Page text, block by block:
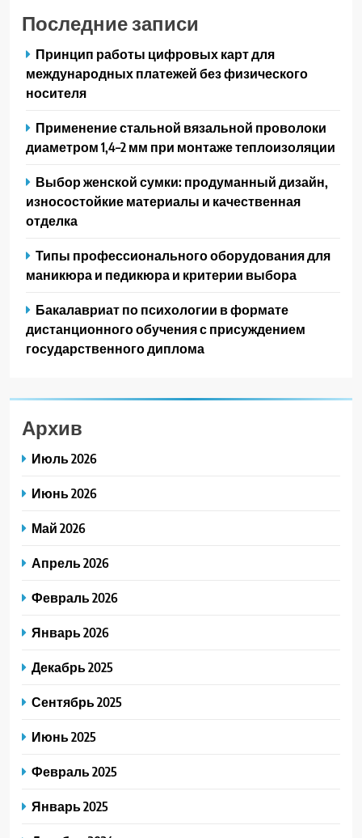
Последние записи
Принцип работы цифровых карт для
международных платежей без физического
носителя
Применение стальной вязальной проволоки
диаметром 1,4–2 мм при монтаже теплоизоляции
Выбор женской сумки: продуманный дизайн,
износостойкие материалы и качественная
отделка
Типы профессионального оборудования для
маникюра и педикюра и критерии выбора
Бакалавриат по психологии в формате
дистанционного обучения с присуждением
государственного диплома
Архив
Июль 2026
Июнь 2026
Май 2026
Апрель 2026
Февраль 2026
Январь 2026
Декабрь 2025
Сентябрь 2025
Июнь 2025
Февраль 2025
Январь 2025